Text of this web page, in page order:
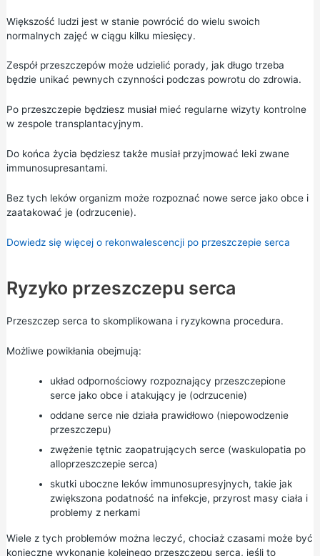
Większość ludzi jest w stanie powrócić do wielu swoich
normalnych zajęć w ciągu kilku miesięcy.
Zespół przeszczepów może udzielić porady, jak długo trzeba
będzie unikać pewnych czynności podczas powrotu do zdrowia.
Po przeszczepie będziesz musiał mieć regularne wizyty kontrolne
w zespole transplantacyjnym.
Do końca życia będziesz także musiał przyjmować leki zwane
immunosupresantami.
Bez tych leków organizm może rozpoznać nowe serce jako obce i
zaatakować je (odrzucenie).
Dowiedz się więcej o rekonwalescencji po przeszczepie serca
Ryzyko przeszczepu serca
Przeszczep serca to skomplikowana i ryzykowna procedura.
Możliwe powikłania obejmują:
układ odpornościowy rozpoznający przeszczepione
serce jako obce i atakujący je (odrzucenie)
oddane serce nie działa prawidłowo (niepowodzenie
przeszczepu)
zwężenie tętnic zaopatrujących serce (waskulopatia po
alloprzeszczepie serca)
skutki uboczne leków immunosupresyjnych, takie jak
zwiększona podatność na infekcje, przyrost masy ciała i
problemy z nerkami
Wiele z tych problemów można leczyć, chociaż czasami może być
konieczne wykonanie kolejnego przeszczepu serca, jeśli to